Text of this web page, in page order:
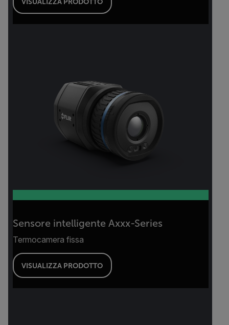
Sensore intelligente Axxx-Series
Termocamera fissa
VISUALIZZA PRODOTTO